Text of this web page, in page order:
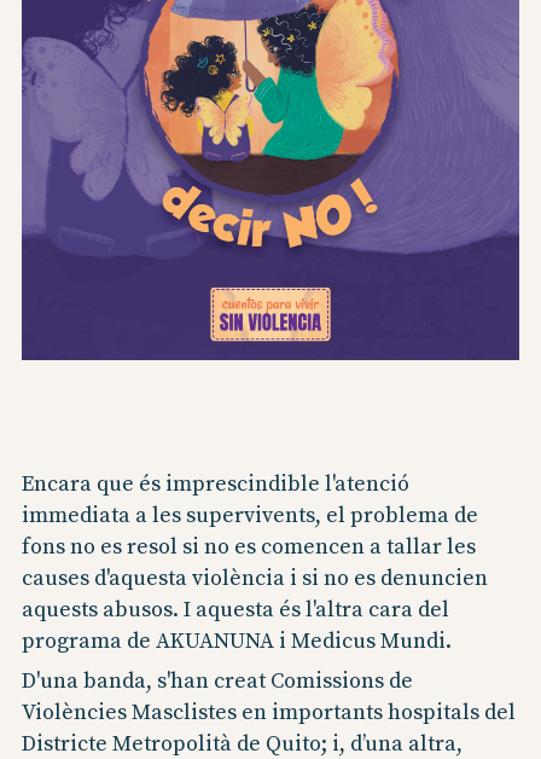
Encara que és imprescindible l'atenció
immediata a les supervivents, el problema de
fons no es resol si no es comencen a tallar les
causes d'aquesta violència i si no es denuncien
aquests abusos. I aquesta és l'altra cara del
programa de AKUANUNA i Medicus Mundi.
D'una banda, s'han creat Comissions de
Violències Masclistes en importants hospitals del
Districte Metropolità de Quito; i, d’una altra,